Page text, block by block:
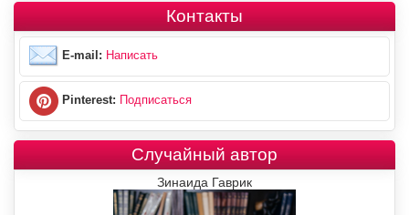
Контакты
E-mail: Написать
Pinterest: Подписаться
Случайный автор
Зинаида Гаврик